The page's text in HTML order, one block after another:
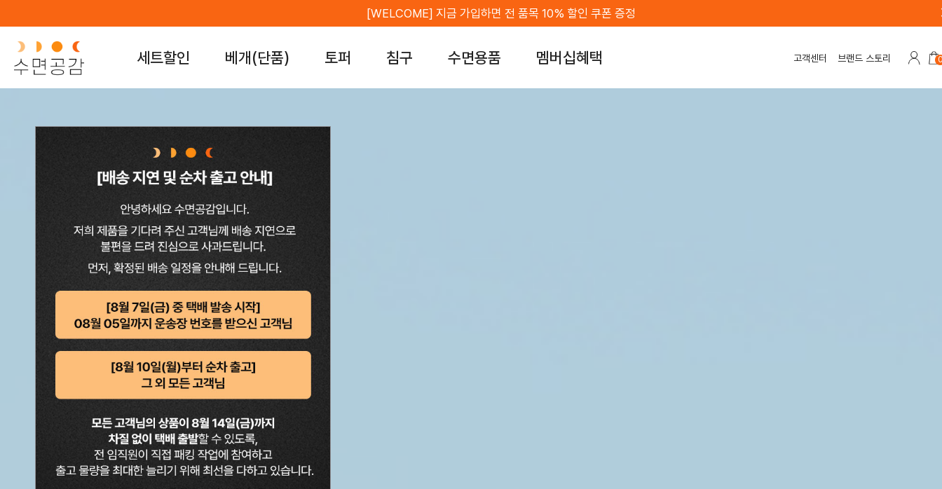
[WELCOME] 카카오톡 채널 친구 추가 시 배송비 무료
세트할인 베개(단품) 토퍼 침구 수면용품 멤버십혜택 고객센터 브랜드 스토리